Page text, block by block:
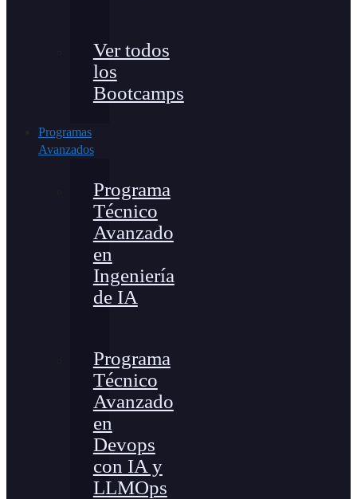
Ver todos
los
Bootcamps
Programas
Avanzados
Programa
Técnico
Avanzado
en
Ingeniería
de IA
Programa
Técnico
Avanzado
en
Devops
con IA y
LLMOps